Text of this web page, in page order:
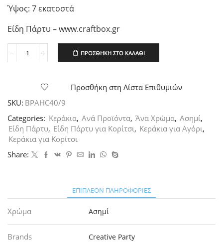
Ύψος: 7 εκατοστά
Είδη Πάρτυ – www.craftbox.gr
Μεγάλο
Κεράκι
1τεμ.
ποσότητα
ΠΡΟΣΘΉΚΗ ΣΤΟ ΚΑΛΆΘΙ
Προσθήκη στη Λίστα Επιθυμιών
SKU: BPAHC40/9
Categories: Κεράκια, Ανά Προϊόντα, Άνα Χρώμα, Ασημί,
Είδη Πάρτυ, Είδη Πάρτυ για Κορίτσι, Κεράκια για Αγόρι,
Κεράκια για Κορίτσι
Share:
ΕΠΙΠΛΈΟΝ ΠΛΗΡΟΦΟΡΊΕΣ
Χρώμα Ασημί
Brands Creative Party